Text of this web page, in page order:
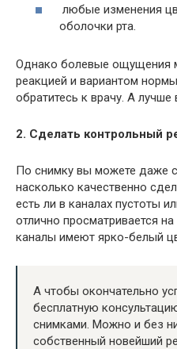
любые изменения
оболочки рта.
Однако болевые ощущения
реакцией и вариантом
обратитесь к врачу. А
2. Сделать контрольный
По снимку вы можете даже
насколько качественно
есть ли в каналах пустоты
отлично просматривается
каналы имеют ярко-белый
А чтобы окончательно
бесплатную
снимками. Можно и без
собственный новейший